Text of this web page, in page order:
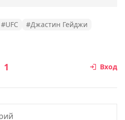
#UFC
#Джастин Гейджи
1 Вход